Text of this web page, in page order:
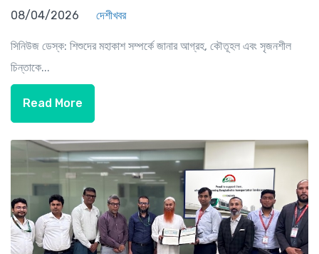
08/04/2026 দেশীখবর
সিনিউজ ডেস্ক: শিশুদের মহাকাশ সম্পর্কে জানার আগ্রহ, কৌতূহল এবং সৃজনশীল
চিন্তাকে...
Read More